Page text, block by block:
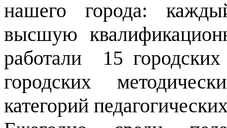
нашего города:
высшую
работали 15
городских
категорий